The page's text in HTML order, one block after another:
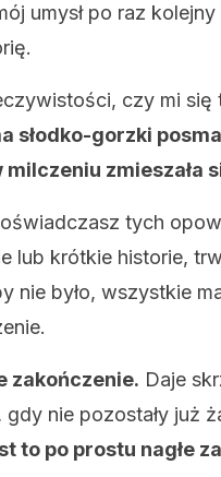
umysł po raz
czy mi
słodko-gorzki
zmieszała
tych
lub krótkie historie,
nie było, wszystkie
zakończenie. Daje
nie pozostały już
to po prostu nagłe